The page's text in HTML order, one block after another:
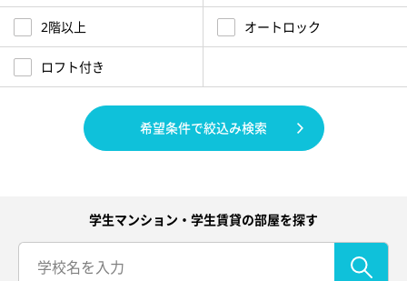
2階以上 オートロック
ロフト付き
希望条件で絞込み検索
学生マンション・学生賃貸の部屋を探す